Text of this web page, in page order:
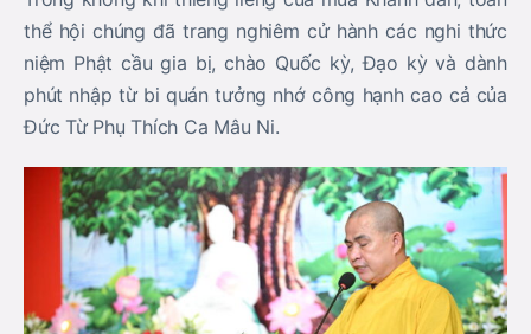
thể hội chúng đã trang nghiêm cử hành các nghi thức
niệm Phật cầu gia bị, chào Quốc kỳ, Đạo kỳ và dành
phút nhập từ bi quán tưởng nhớ công hạnh cao cả của
Đức Từ Phụ Thích Ca Mâu Ni.